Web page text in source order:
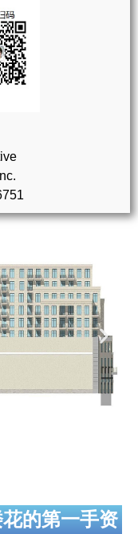
的第一手资